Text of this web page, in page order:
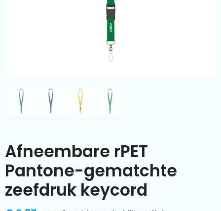
Duurzamere geschenken
Meer categorieën
Wijn
Afneembare rPET
Pantone-gematchte
zeefdruk keycord